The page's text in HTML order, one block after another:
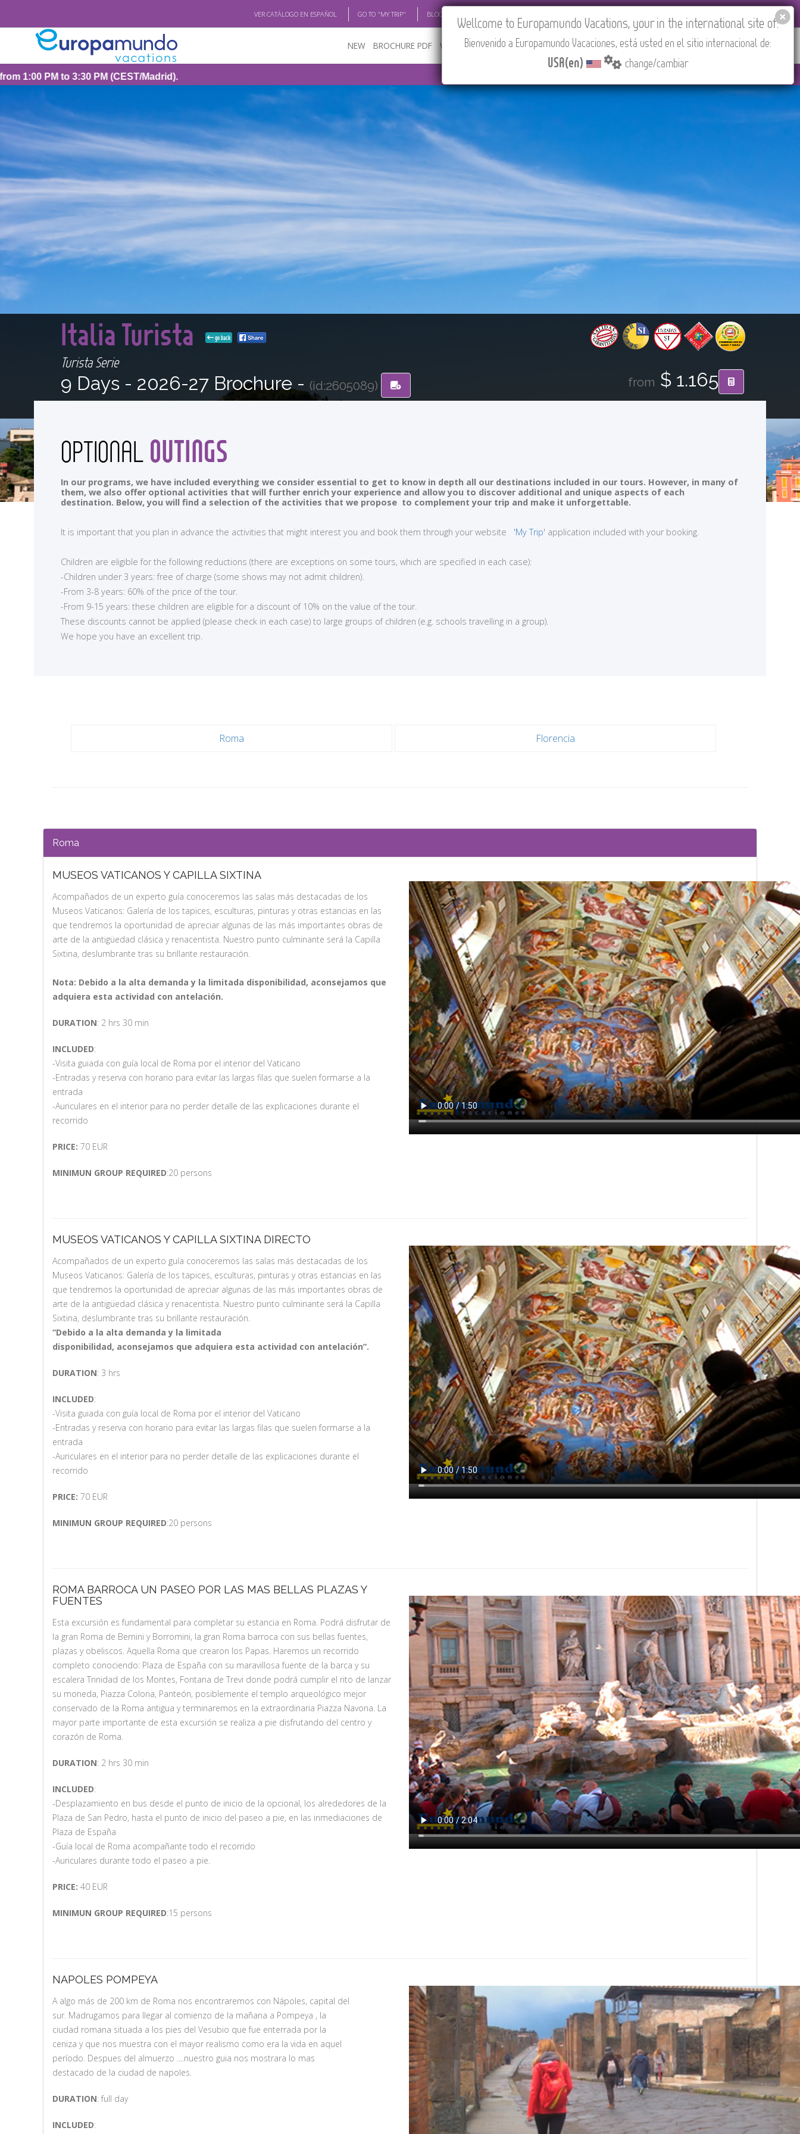
VER CATÁLOGO EN ESPAÑOL GO TO "MY TRIP" BLOG
NEW BROCHURE PDF WHERE TO BUY FEATURED ABOUT US CONTACT Find your Tour
Madrid).
Italia Turista go back
Turista Serie
9 Days - 2026-27 Brochure - (id:2605089) from $ 1.165
OPTIONALOUTINGS
In our programs, we have included everything we consider essential to get to know in depth all our destinations included in our tours. However, in many of
them, we also offer optional activities that will further enrich your experience and allow you to discover additional and unique aspects of each
destination. Below, you will find a selection of the activities that we propose to complement your trip and make it unforgettable.
It is important that you plan in advance the activities that might interest you and book them through your website 'My Trip' application included with your booking.
Children are eligible for the following reductions (there are exceptions on some tours, which are specified in each case):
-Children under 3 years: free of charge (some shows may not admit children).
-From 3-8 years: 60% of the price of the tour.
-From 9-15 years: these children are eligible for a discount of 10% on the value of the tour.
These discounts cannot be applied (please check in each case) to large groups of children (e.g. schools travelling in a group).
We hope you have an excellent trip.
Roma Florencia
Roma
MUSEOS VATICANOS Y CAPILLA SIXTINA
Acompañados de un experto guía conoceremos las salas más destacadas de los
Museos Vaticanos: Galería de los tapices, esculturas, pinturas y otras estancias en las
que tendremos la oportunidad de apreciar algunas de las más importantes obras de
arte de la antigüedad clásica y renacentista. Nuestro punto culminante será la Capilla
Sixtina, deslumbrante tras su brillante restauración.
Nota: Debido a la alta demanda y la limitada disponibilidad, aconsejamos que
adquiera esta actividad con antelación.
DURATION: 2 hrs 30 min
INCLUDED:
-Visita guiada con guía local de Roma por el interior del Vaticano
-Entradas y reserva con horario para evitar las largas filas que suelen formarse a la
entrada
-Auriculares en el interior para no perder detalle de las explicaciones durante el
recorrido
PRICE: 70 EUR
MINIMUN GROUP REQUIRED:20 persons
MUSEOS VATICANOS Y CAPILLA SIXTINA DIRECTO
Acompañados de un experto guía conoceremos las salas más destacadas de los
Museos Vaticanos: Galería de los tapices, esculturas, pinturas y otras estancias en las
que tendremos la oportunidad de apreciar algunas de las más importantes obras de
arte de la antigüedad clásica y renacentista. Nuestro punto culminante será la Capilla
Sixtina, deslumbrante tras su brillante restauración.
“Debido a la alta demanda y la limitada
disponibilidad, aconsejamos que adquiera esta actividad con antelación”.
DURATION: 3 hrs
INCLUDED:
-Visita guiada con guía local de Roma por el interior del Vaticano
-Entradas y reserva con horario para evitar las largas filas que suelen formarse a la
entrada
-Auriculares en el interior para no perder detalle de las explicaciones durante el
recorrido
PRICE: 70 EUR
MINIMUN GROUP REQUIRED:20 persons
ROMA BARROCA UN PASEO POR LAS MAS BELLAS PLAZAS Y
FUENTES
Esta excursión es fundamental para completar su estancia en Roma. Podrá disfrutar de
la gran Roma de Bernini y Borromini, la gran Roma barroca con sus bellas fuentes,
plazas y obeliscos. Aquella Roma que crearon los Papas. Haremos un recorrido
completo conociendo: Plaza de España con su maravillosa fuente de la barca y su
escalera Trinidad de los Montes, Fontana de Trevi donde podrá cumplir el rito de lanzar
su moneda, Piazza Colona, Panteón, posiblemente el templo arqueológico mejor
conservado de la Roma antigua y terminaremos en la extraordinaria Piazza Navona. La
mayor parte importante de esta excursión se realiza a pie disfrutando del centro y
corazón de Roma.
DURATION: 2 hrs 30 min
INCLUDED:
-Desplazamiento en bus desde el punto de inicio de la opcional, los alrededores de la
Plaza de San Pedro, hasta el punto de inicio del paseo a pie, en las inmediaciones de
Plaza de España
-Guía local de Roma acompañante todo el recorrido
-Auriculares durante todo el paseo a pie.
PRICE: 40 EUR
MINIMUN GROUP REQUIRED:15 persons
NAPOLES POMPEYA
A algo más de 200 km de Roma nos encontraremos con Nápoles, capital del
sur. Madrugamos para llegar al comienzo de la mañana a Pompeya , la
ciudad romana situada a los pies del Vesubio que fue enterrada por la
ceniza y que nos muestra con el mayor realismo como era la vida en aquel
período. Despues del almuerzo ....nuestro guia nos mostrara lo mas
destacado de la ciudad de napoles.
DURATION: full day
INCLUDED:
Wellcome to Europamundo Vacations, your in the international site of:
Bienvenido a Europamundo Vacaciones, está usted en el sitio internacional de:
USA(en) change/cambiar